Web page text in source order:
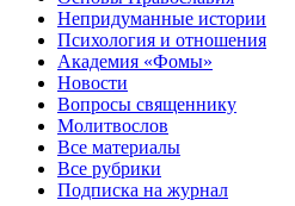
Непридуманные истории
Психология и отношения
Академия «Фомы»
Новости
Вопросы священнику
Молитвослов
Все материалы
Все рубрики
Подписка на журнал